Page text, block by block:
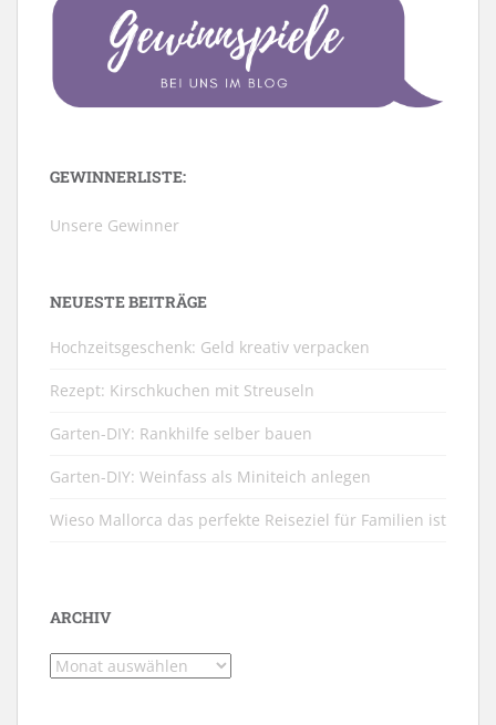
GEWINNERLISTE:
Unsere Gewinner
NEUESTE BEITRÄGE
Hochzeitsgeschenk: Geld kreativ verpacken
Rezept: Kirschkuchen mit Streuseln
Garten-DIY: Rankhilfe selber bauen
Garten-DIY: Weinfass als Miniteich anlegen
Wieso Mallorca das perfekte Reiseziel für Familien ist
ARCHIV
Archiv